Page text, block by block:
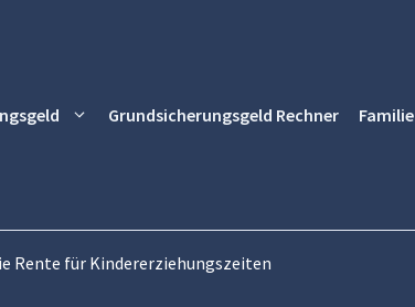
Grundsicherungsgeld Rechner Familie
Rente für Kindererziehungszeiten